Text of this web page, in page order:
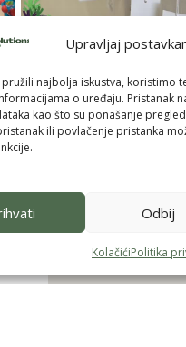
Upravljaj
najbolja iskustva, koristimo
o uređaju. Pristanak
kao što su ponašanje
ili povlačenje pristanka
Odbij
KolačićiPolitika